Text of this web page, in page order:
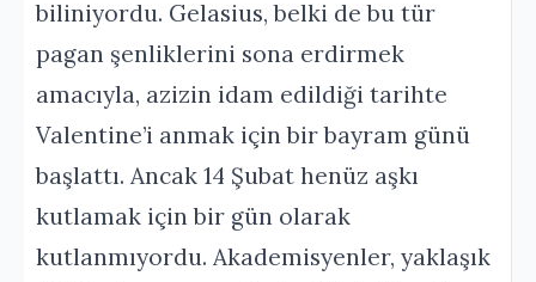
biliniyordu. Gelasius, belki de bu tür
pagan şenliklerini sona erdirmek
amacıyla, azizin idam edildiği tarihte
Valentine’i anmak için bir bayram günü
başlattı. Ancak 14 Şubat henüz aşkı
kutlamak için bir gün olarak
kutlanmıyordu. Akademisyenler, yaklaşık